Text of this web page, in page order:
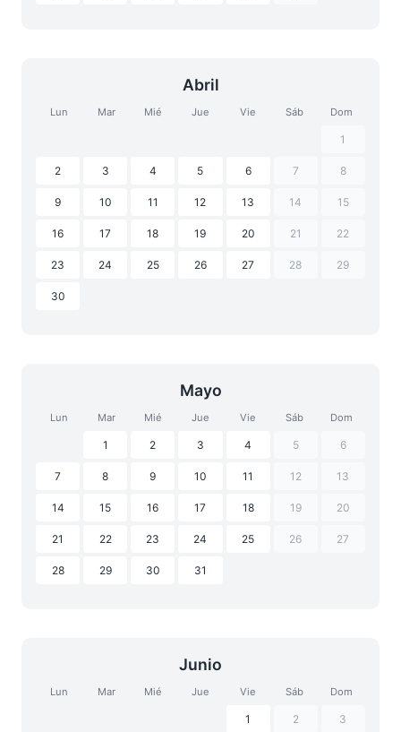
Abril
Lun Mar Mié Jue Vie Sáb Dom
1
2 3 4 5 6 7 8
9 10 11 12 13 14 15
16 17 18 19 20 21 22
23 24 25 26 27 28 29
30
Mayo
Lun Mar Mié Jue Vie Sáb Dom
1 2 3 4 5 6
7 8 9 10 11 12 13
14 15 16 17 18 19 20
21 22 23 24 25 26 27
28 29 30 31
Junio
Lun Mar Mié Jue Vie Sáb Dom
1 2 3